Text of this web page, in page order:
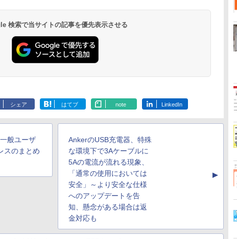
検索で当サイトの記事を優先表示させる
シェア はてブ note LinkedIn
般ユーザ
スのまとめ
AnkerのUSB充電器、特殊
な環境下で3Aケーブルに
5Aの電流が流れる現象、
「通常の使用においては
安全」～より安全な仕様
へのアップデートを告
知、懸念がある場合は返
金対応も
▲